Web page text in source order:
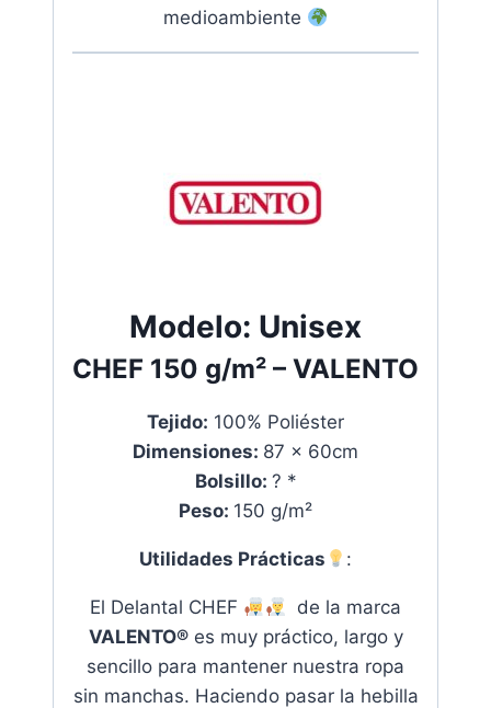
medioambiente
Modelo: Unisex
CHEF 150 g/m² – VALENTO
Tejido: 100% Poliéster
Dimensiones: 87 x 60cm
Bolsillo: ? *
Peso: 150 g/m²
Utilidades Prácticas :
El Delantal CHEF
de la marca
VALENTO®es muy práctico, largo y
sencillo para mantener nuestra ropa
sin manchas. Haciendo pasar la hebilla